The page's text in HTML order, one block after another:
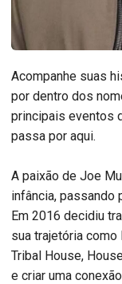
Acompanhe suas
por dentro dos
principais eventos
passa por aqui.
A paixão de Joe
infância, passando
Em 2016 decidiu
sua trajetória
Tribal House,
e criar uma